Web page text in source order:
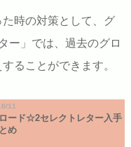
時の対策として、グ
ー」では、過去のグロ
ることができます。
11
ロード☆2セレクトレター入手
め